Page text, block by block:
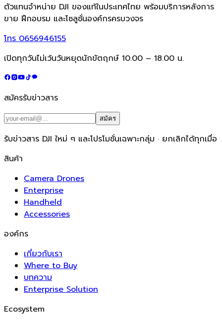
ตัวแทนจำหน่าย DJI ของแท้ในประเทศไทย พร้อมบริการหลังการ
ขาย ฝึกอบรม และโซลูชั่นองค์กรครบวงจร
โทร0656946155
เปิดทุกวันไม่เว้นวันหยุดนักขัตฤกษ์ 10.00 – 18.00 น.
สมัครรับข่าวสาร
สมัคร
รับข่าวสาร DJI ใหม่ ๆ และโปรโมชั่นเฉพาะกลุ่ม · ยกเลิกได้ทุกเมื่อ
สินค้า
Camera Drones
Enterprise
Handheld
Accessories
องค์กร
เกี่ยวกับเรา
Where to Buy
บทความ
Enterprise Solution
Ecosystem